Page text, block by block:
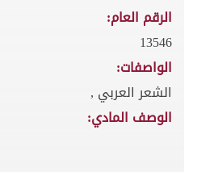
الرقم العام:
13546
الواصفات:
الشعر العربي ,
الوصف المادي: